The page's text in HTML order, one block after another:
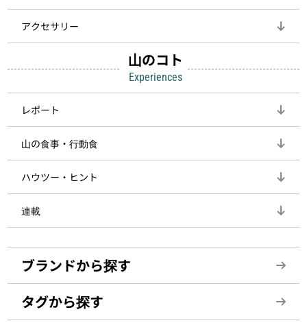
アクセサリー
山のコト
Experiences
レポート
山の食事・行動食
ハウツー・ヒント
連載
ブランドから探す
タグから探す